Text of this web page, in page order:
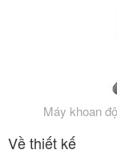
Máy khoan
Về thiết kế